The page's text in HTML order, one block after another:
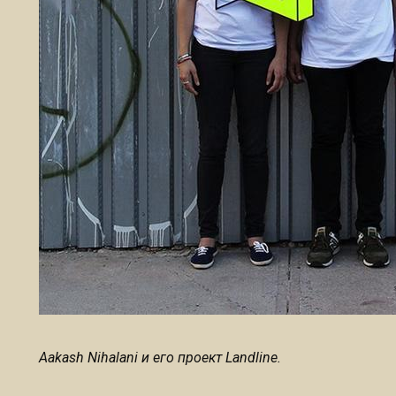
Aakash Nihalani и его проект Landline.